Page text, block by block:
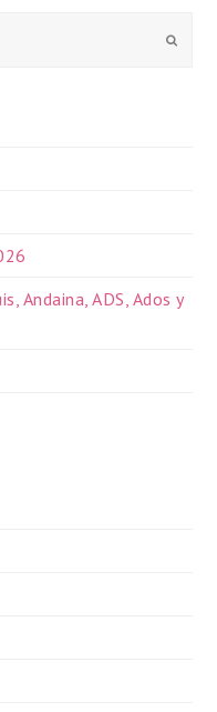
Enviar
Andaina, ADS, Ados y